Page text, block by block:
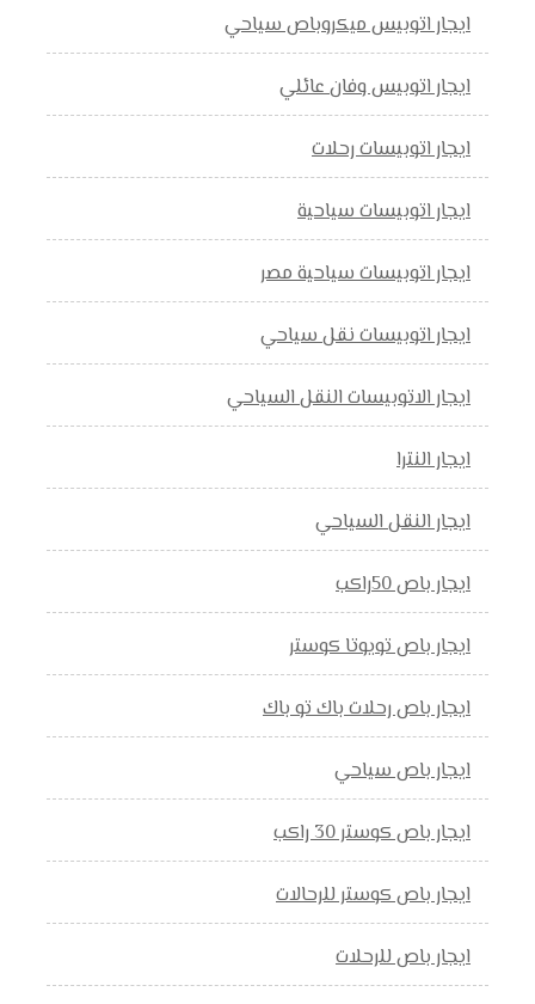
ايجار اتوبيس ميكروباص سياحي
ايجار اتوبيس وفان عائلي
ايجار اتوبيسات رحلات
ايجار اتوبيسات سياحية
ايجار اتوبيسات سياحية مصر
ايجار اتوبيسات نقل سياحي
ايجار الاتوبيسات النقل السياحي
ايجار النترا
ايجار النقل السياحي
ايجار باص 50راكب
ايجار باص تويوتا كوستر
ايجار باص رحلات باك تو باك
ايجار باص سياحي
ايجار باص كوستر 30 راكب
ايجار باص كوستر للرحالات
ايجار باص للرحلات